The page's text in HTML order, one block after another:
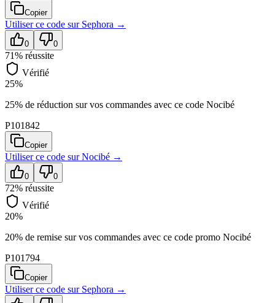
Copier
Utiliser ce code sur Sephora →
0 0
71% réussite
Vérifié
25%
25% de réduction sur vos commandes avec ce code Nocibé
P101842
Copier
Utiliser ce code surNocibé →
0 0
72% réussite
Vérifié
20%
20% de remise sur vos commandes avec ce code promo Nocibé
P101794
Copier
Utiliser ce code sur Sephora →